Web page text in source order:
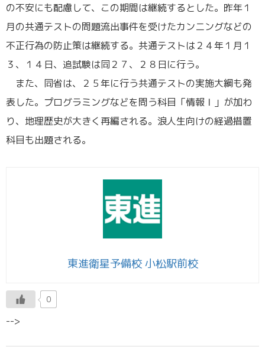
の不安にも配慮して、この期間は継続するとした。昨年１
月の共通テストの問題流出事件を受けたカンニングなどの
不正行為の防止策は継続する。共通テストは２４年１月１
３、１４日、追試験は同２７、２８日に行う。
また、同省は、２５年に行う共通テストの実施大綱も発
表した。プログラミングなどを問う科目「情報Ｉ」が加わ
り、地理歴史が大きく再編される。浪人生向けの経過措置
科目も出題される。
東進衛星予備校 小松駅前校
0
-->